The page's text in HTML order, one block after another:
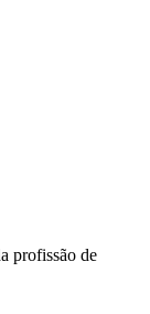
profissão de